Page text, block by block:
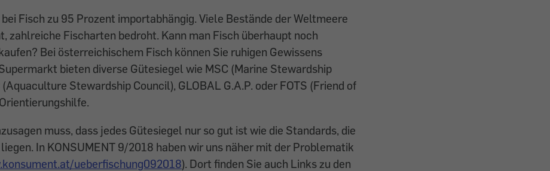
Fisch zu 95 Prozent importabhängig. Viele Bestände der Weltmeere
zahlreiche Fischarten bedroht. Kann man Fisch überhaupt noch
Bei österreichischem Fisch können Sie ruhigen Gewissens
bieten diverse Gütesiegel wie MSC (Marine Stewardship
Stewardship Council), GLOBAL G.A.P. oder FOTS (Friend of
muss, dass jedes Gütesiegel nur so gut ist wie die Standards, die
In KONSUMENT 9/2018 haben wir uns näher mit der Problematik
ueberfischung092018). Dort finden Sie auch Links zu den